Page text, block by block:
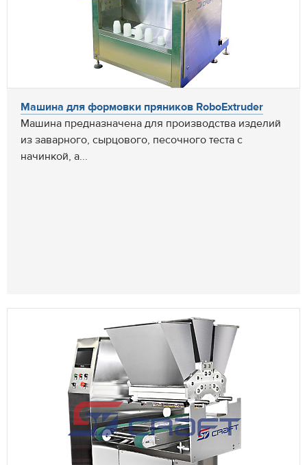
Машина для формовки пряников RoboExtruder
Машина предназначена для производства изделий
из заварного, сырцового, песочного теста с
начинкой, а...